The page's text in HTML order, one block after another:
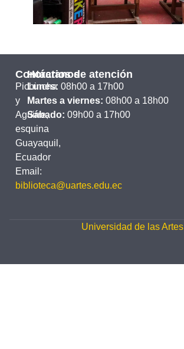
Contáctanos
Pichincha
y
Aguirre,
esquina
Guayaquil,
Ecuador
Email:
biblioteca@uartes.edu.ec
Horarios de atención
Lunes: 08h00 a 17h00
Martes a viernes: 08h00 a 18h00
Sábado: 09h00 a 17h00
Universidad de las Artes